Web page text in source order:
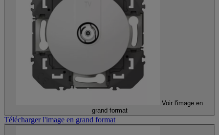
Voir l'image en
grand format
Télécharger l'image en grand format